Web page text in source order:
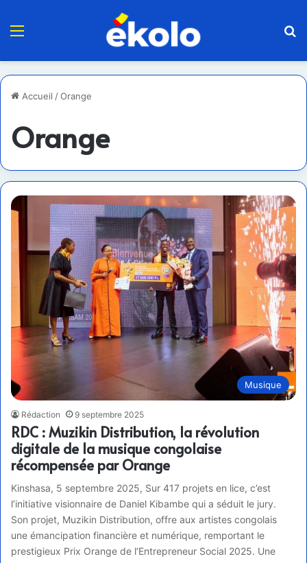
Menu
Accueil /Orange
Orange
Musique
Rédaction 9 septembre 2025
RDC : Muzikin Distribution, la révolution
digitale de la musique congolaise
récompensée par Orange
Kinshasa, 5 septembre 2025, Sur 417 projets en lice, c’est
l’initiative visionnaire de Daniel Kibambe qui a séduit le jury.
Son projet, Muzikin Distribution, offre aux artistes congolais
une émancipation financière et numérique, remportant le
prestigieux Prix Orange de l’Entrepreneur Social 2025. Une